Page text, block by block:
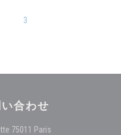
3
合わせ
75011 Paris((新しいウィンド